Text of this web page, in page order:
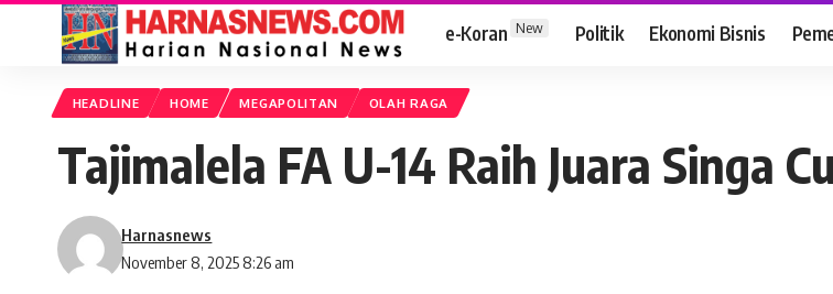
e-Koran New Politik Ekonomi Bisnis
HEADLINE HOME MEGAPOLITAN OLAH RAGA
Tajimalela FA U-14 Raih Juara Singa
November 8, 2025 8:26 am
Harnasnews